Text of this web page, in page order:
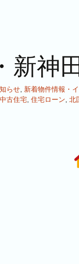
新神
らせ, 新着物件情報・
中古住宅, 住宅ローン, 北